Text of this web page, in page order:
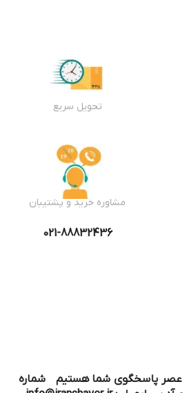
تحویل سریع
مشاوره خرید و پشتیبان
021-88832436
ایام هفته : ۱۰ صبح – ۷ عصر پاسخگوی شما هستیم شماره